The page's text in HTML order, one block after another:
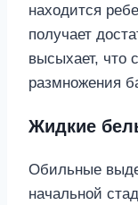
находится
получает
высыхает, что
размножения
Жидкие
Обильные
начальной